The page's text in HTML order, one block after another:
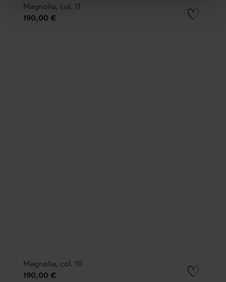
Magnolia, col. 11
190,00 €
Magnolia, col. 10
190,00 €